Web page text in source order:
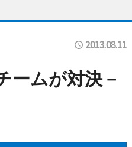
2013.08.11
ームが対決－